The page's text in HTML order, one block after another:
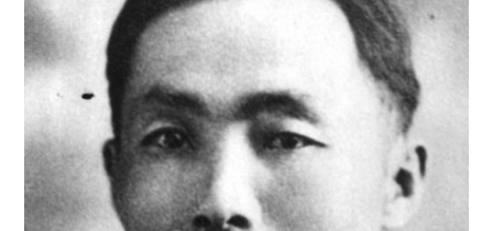
표민대화
2
가섭산 가섭사
3
김원근
4
뚜껑접시
5
몰부가
6
여수·순천 10·19사건
현몽쌍룡기